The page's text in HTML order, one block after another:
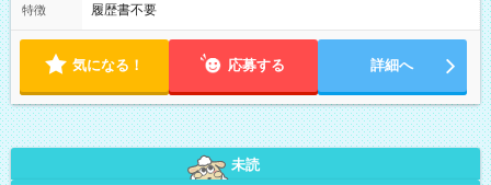
特徴 履歴書不要
気になる！ 応募する 詳細へ
未読